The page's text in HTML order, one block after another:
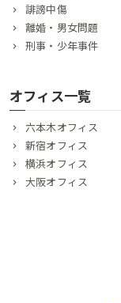
誹謗中傷
離婚・男女問題
刑事・少年事件
オフィス一覧
六本木オフィス
新宿オフィス
横浜オフィス
大阪オフィス